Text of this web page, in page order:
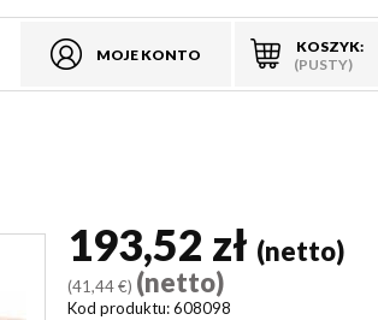
MOJE KONTO
KOSZYK:
(PUSTY)
193,52 zł (netto)
(41,44 €) (netto)
Kod produktu: 608098